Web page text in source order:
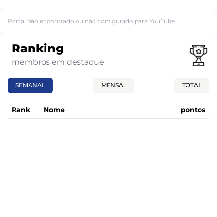
Portal não encontrado ou não configurado para YouTube.
Ranking
membros em destaque
SEMANAL MENSAL TOTAL
Rank Nome pontos